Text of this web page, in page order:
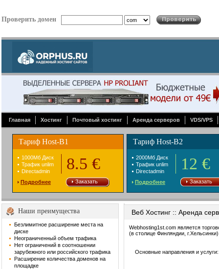
Проверить домен
Главная Хостинг Почтовый хостинг Аренда серверов VDS/VPS
Тариф Host-B1
1000Mб Диск
Трафик unlim
Directadmin
8.5 €
Подробнее Заказать
Тариф Host-B2
2000Mб Диск
Трафик unlim
Directadmin
12 €
Подробнее Заказать
Наши преимущества
Безлимитное расширение места на
диске
Неограниченный объем трафика
Нет ограничений в соотношении
зарубежного или российского трафика
Расширение количества доменов на
площадке
Веб Хостинг :: Аренда
Webhosting1st.com является
(в столице Финляндии,
Основные направления и услуги: